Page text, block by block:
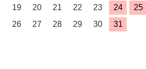
19
20 21 22 23 24
25
26
27 28 29 30 31